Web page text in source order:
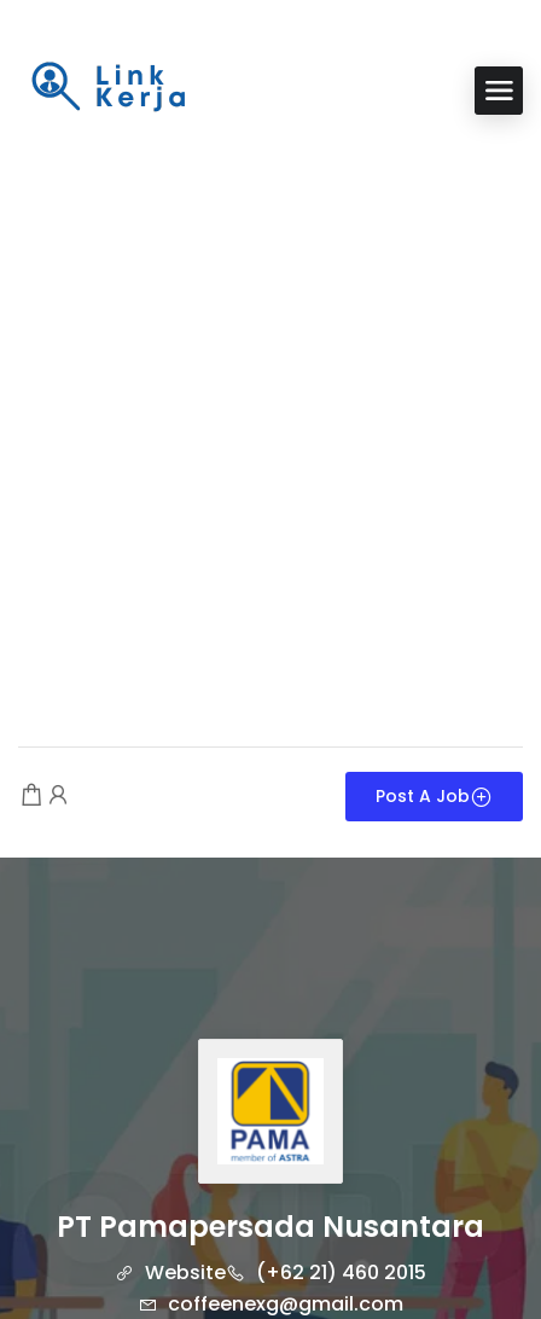
Post A Job
PT Pamapersada Nusantara
Website
(+62 21) 460 2015
coffeenexg@gmail.com